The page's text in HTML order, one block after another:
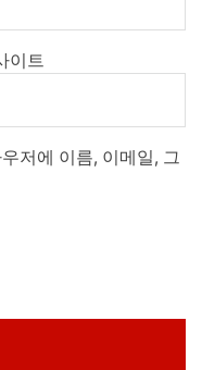
이트
저에 이름, 이메일, 그